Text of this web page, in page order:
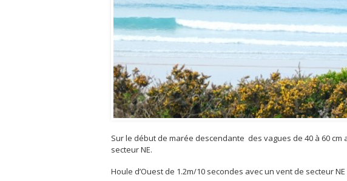
Sur le début de marée descendante des vagues de 40 à 60
secteur NE.
Houle d’Ouest de 1.2m/10 secondes avec un vent de secteur